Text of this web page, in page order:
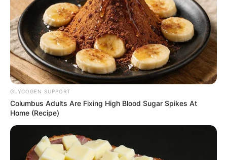
GLYCOGEN SUPPORT
Columbus Adults Are Fixing High Blood Sugar Spikes At
Home (Recipe)